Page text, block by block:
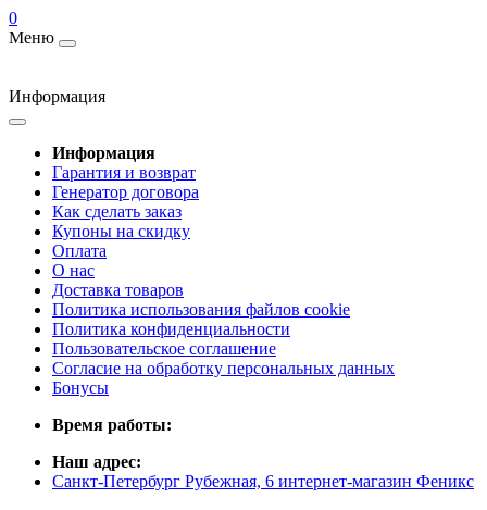
0
Меню
Информация
Информация
Гарантия и возврат
Генератор договора
Как сделать заказ
Купоны на скидку
Оплата
О нас
Доставка товаров
Политика использования файлов cookie
Политика конфиденциальности
Пользовательское соглашение
Согласие на обработку персональных данных
Бонусы
Время работы:
Наш адрес:
Санкт-Петербург Рубежная, 6 интернет-магазин Феникс